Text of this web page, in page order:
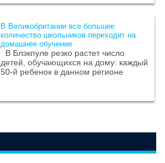
В Великобритании все большее
количество школьников переходит на
домашнее обучение
В Блэкпуле резко растет число
детей, обучающихся на дому: каждый
50-й ребенок в данном регионе